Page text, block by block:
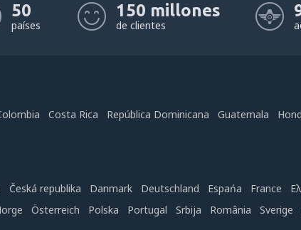
50
países
150 millones
de clientes
Costa Rica República Dominicana Guatemala
Česká republika Danmark Deutschland Espańa France
Österreich Polska Portugal Srbija România Sverige